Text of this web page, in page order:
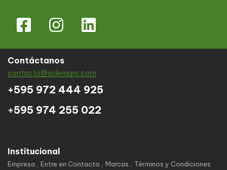
Contáctanos
contacto@sideragro.com
+595 972 444 925
+595 974 255 022
Institucional
Empresa Entre en Contacto Marcas
Términos y Condiciones